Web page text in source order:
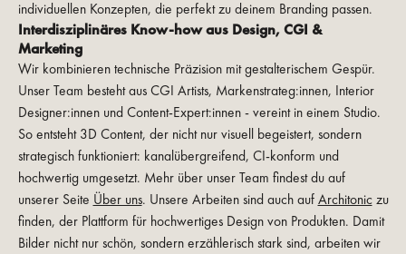
individuellen Konzepten, die perfekt zu deinem Branding passen.
Interdisziplinäres Know-how aus Design, CGI &
Marketing
Wir kombinieren technische Präzision mit gestalterischem Gespür.
Unser Team besteht aus CGI Artists, Markenstrateg:innen, Interior
Designer:innen und Content-Expert:innen - vereint in einem Studio.
So entsteht 3D Content, der nicht nur visuell begeistert, sondern
strategisch funktioniert: kanalübergreifend, CI-konform und
hochwertig umgesetzt. Mehr über unser Team findest du auf
unserer Seite Über uns. Unsere Arbeiten sind auch auf Architoniczu
finden, der Plattform für hochwertiges Design von Produkten. Damit
Bilder nicht nur schön, sondern erzählerisch stark sind, arbeiten wir